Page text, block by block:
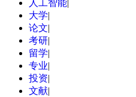
人工智能|
大学|
论文|
考研|
留学|
专业|
投资|
文献|